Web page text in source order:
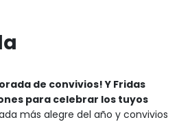
de convivios! Y Fridas
para celebrar los tuyos
más alegre del año y convivios